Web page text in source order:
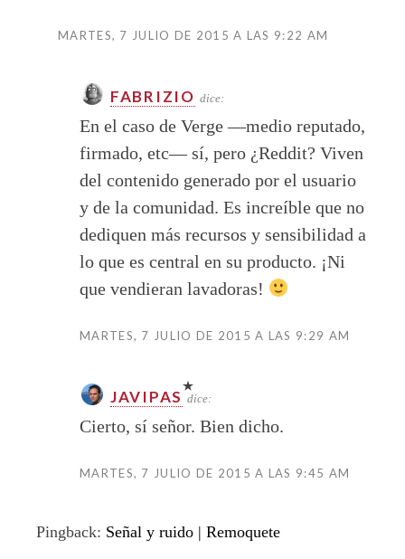
MARTES, 7 JULIO DE 2015 A LAS 9:22 AM
FABRIZIO dice:
En el caso de Verge —medio reputado,
firmado, etc— sí, pero ¿Reddit? Viven
del contenido generado por el usuario
y de la comunidad. Es increíble que no
dediquen más recursos y sensibilidad a
lo que es central en su producto. ¡Ni
que vendieran lavadoras!
MARTES, 7 JULIO DE 2015 A LAS 9:29 AM
JAVIPAS dice:
Cierto, sí señor. Bien dicho.
MARTES, 7 JULIO DE 2015 A LAS 9:45 AM
Pingback: Señal y ruido | Remoquete